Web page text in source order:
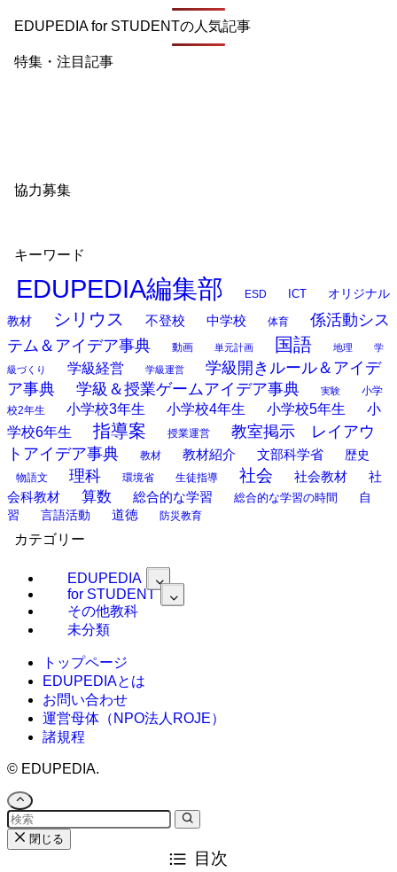
EDUPEDIA for STUDENTの人気記事
特集・注目記事
協力募集
キーワード
EDUPEDIA編集部 ESD ICT
オリジナル
教材
シリウス 不登校 中学校 体育
係活動シス
テム＆アイデア事典
動画 単元計画 国語 地理 学
級づくり 学級経営 学級運営
学級開きルール＆アイデ
ア事典
学級＆授業ゲームアイデア事典 実験
小学
校2年生
小学校3年生 小学校4年生 小学校5年生
小
学校6年生
指導案 授業運営
教室掲示 レイアウ
トアイデア事典
教材 教材紹介 文部科学省 歴史
物語文 理科 環境省 生徒指導 社会 社会教材
社
会科教材
算数 総合的な学習 総合的な学習の時間
自
習
言語活動 道徳 防災教育
カテゴリー
EDUPEDIA
for STUDENT
その他教科
未分類
トップページ
EDUPEDIAとは
お問い合わせ
運営母体（NPO法人ROJE）
諸規程
© EDUPEDIA.
閉じる
目次